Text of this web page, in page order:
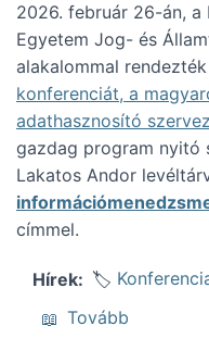
2026. február 26-án, a
Egyetem Jog- és
alakalommal
konferenciát, a
adathasznosító
gazdag program nyitó
Lakatos Andor
címmel.
Hírek
Tovább